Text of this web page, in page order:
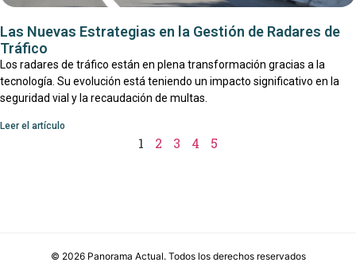
Las Nuevas Estrategias en la Gestión de Radares de
Tráfico
Los radares de tráfico están en plena transformación gracias a la
tecnología. Su evolución está teniendo un impacto significativo en la
seguridad vial y la recaudación de multas.
Leer el artículo
1 2 3 4 5
© 2026 Panorama Actual. Todos los derechos reservados